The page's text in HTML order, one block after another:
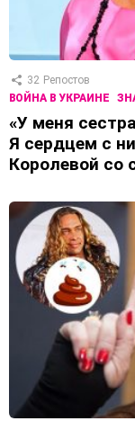
32 Репостов
ВОЙНА В УКРАИНЕ
«У меня
Я сердцем с
Королевой со